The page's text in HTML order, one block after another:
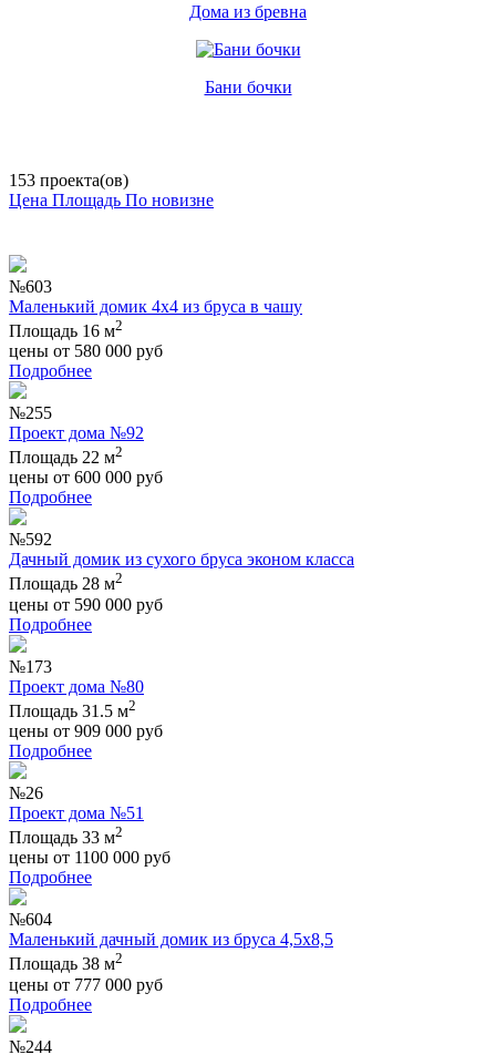
Дома из бревна
Бани бочки
153 проекта(ов)
Цена Площадь По новизне
№603
Маленький домик 4х4 из бруса в чашу
Площадь 16 м2
цены от 580 000 руб
Подробнее
№255
Проект дома №92
Площадь 22 м2
цены от 600 000 руб
Подробнее
№592
Дачный домик из сухого бруса эконом класса
Площадь 28 м2
цены от 590 000 руб
Подробнее
№173
Проект дома №80
Площадь 31.5 м2
цены от 909 000 руб
Подробнее
№26
Проект дома №51
Площадь 33 м2
цены от 1100 000 руб
Подробнее
№604
Маленький дачный домик из бруса 4,5х8,5
Площадь 38 м2
цены от 777 000 руб
Подробнее
№244